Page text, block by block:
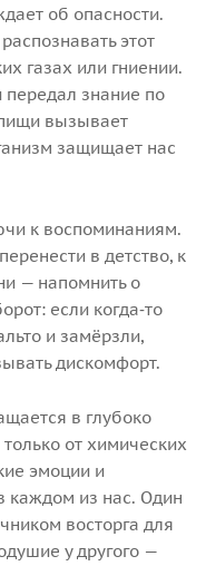
об опасности.
этот
газах или гниении.
передал знание по
вызывает
защищает нас
к воспоминаниям.
в детство, к
— напомнить о
если когда‑то
и замёрзли,
дискомфорт.
в глубоко
от химических
эмоции и
каждом из нас. Один
восторга для
у другого —